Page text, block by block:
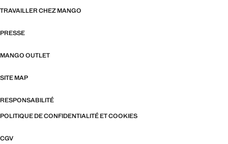
TRAVAILLER CHEZ MANGO
PRESSE
MANGO OUTLET
SITE MAP
RESPONSABILITÉ
POLITIQUE DE CONFIDENTIALITÉ ET COOKIES
CGV